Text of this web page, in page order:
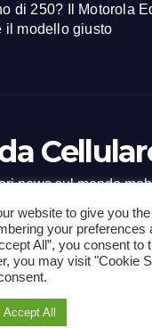
di 250? Il Motorola
il modello giusto
news sul mondo
| Tema: Newsup
CONTATTI
website to give you
your preferences
All”, you consent to
you may visit "Cookie
Accept All